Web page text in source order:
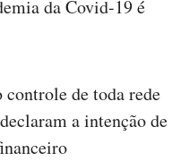
da Covid-19 é
de toda rede
a intenção de